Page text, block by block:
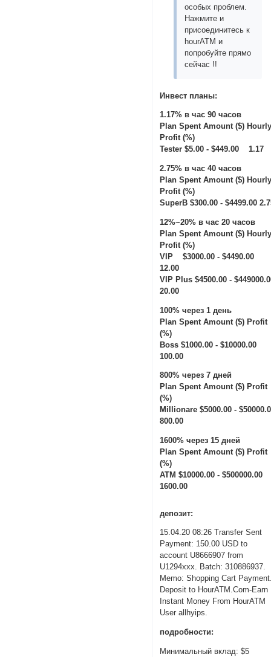
особых проблем.
Нажмите и
присоединитесь к
hourATM и
попробуйте прямо
сейчас !!
Инвест планы:
1.17% в час 90 часов
Plan Spent Amount ($)
Profit (%)
Tester $5.00 - $449.00 1.17
2.75% в час 40 часов
Plan Spent Amount ($)
Profit (%)
SuperB $300.00 - $4499.00
12%~20% в час 20 часов
Plan Spent Amount ($)
Profit (%)
VIP $3000.00 - $4490.00
12.00
VIP Plus $4500.00 -
20.00
100% через 1 день
Plan Spent Amount ($) Profit
(%)
Boss $1000.00 - $10000.00
100.00
800% через 7 дней
Plan Spent Amount ($) Profit
(%)
Millionare $5000.00 -
800.00
1600% через 15 дней
Plan Spent Amount ($) Profit
(%)
ATM $10000.00 - $500000.00
1600.00
депозит:
15.04.20 08:26 Transfer Sent
Payment: 150.00 USD to
account U8666907 from
U1294xxx. Batch: 310886937.
Memo: Shopping Cart
Deposit to HourATM.Com-Earn
Instant Money From HourATM
User allhyips.
подробности:
Минимальный вклад: $5